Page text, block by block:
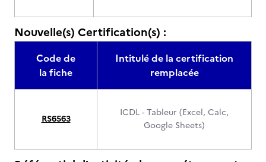
Nouvelle(s) Certification(s) :
Code de
la fiche
Intitulé de la certification
remplacée
RS6563
ICDL - Tableur (Excel, Calc,
Google Sheets)